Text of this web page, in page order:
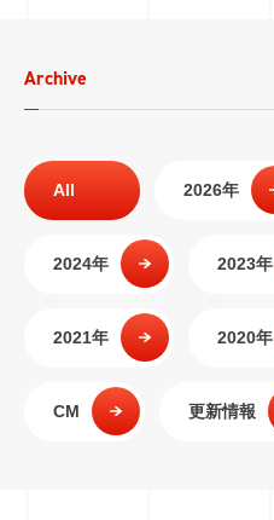
Archive
All 2026年
2024年 2023年
2021年 2020年
CM 更新情報